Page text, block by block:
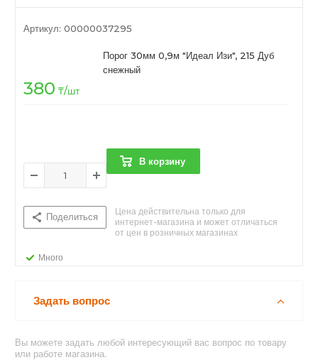
Артикул: 00000037295
Порог 30мм 0,9м "Идеал Изи", 215 Дуб
снежный
380 ₸/шт
Много
В корзину
Поделиться
Цена действительна только для
интернет-магазина и может отличаться
от цен в розничных магазинах
Задать вопрос
Вы можете задать любой интересующий вас вопрос по товару
или работе магазина.